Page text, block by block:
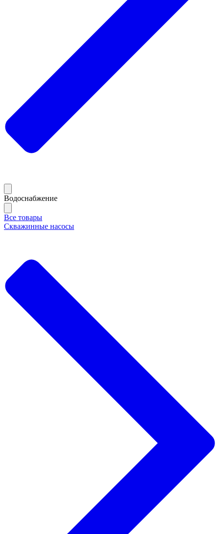
Водоснабжение
Все товары
Скважинные насосы